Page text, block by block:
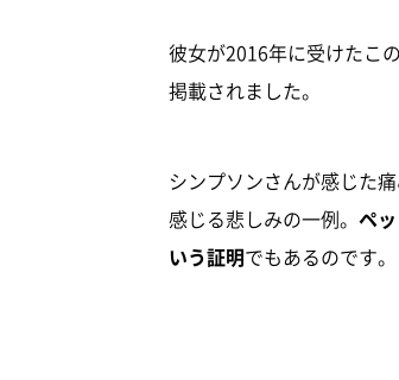
彼女が2016年に受けたこの
掲載されました。
シンプソンさんが感じた
感じる悲しみの一例。 ペ
いう証明でもあるのです。